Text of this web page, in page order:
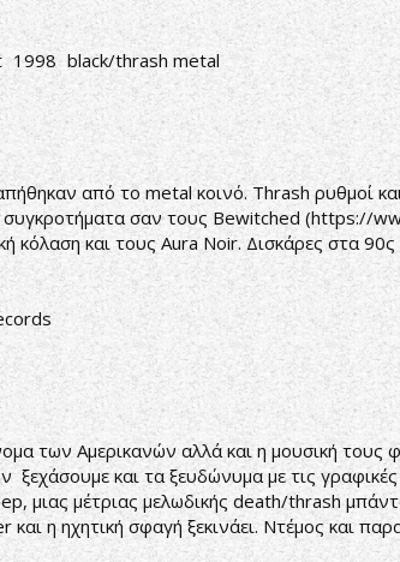
1998 black/thrash metal
από το metal κοινό. Thrash ρυθμοί
σαν τους Bewitched (https://
κόλαση και τους Aura Noir. Δισκάρες στα
των Αμερικανών αλλά και η μουσική τους
και τα ξευδώνυμα με τις
μιας μέτριας μελωδικής death/thrash
η ηχητική σφαγή ξεκινάει. Ντέμος και